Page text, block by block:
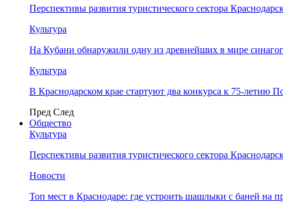
Перспективы развития туристического сектора
Культура
На Кубани обнаружили одну из древнейших в мире синагог
Культура
В Краснодарском крае стартуют два конкурса к 75-летию
Пред След
Общество
Культура
Перспективы развития туристического сектора
Новости
Топ мест в Краснодаре: где устроить шашлыки с баней на